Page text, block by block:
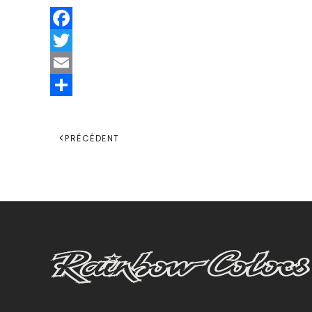
Facebook
Twitter
Email
PRÉCÉDENT